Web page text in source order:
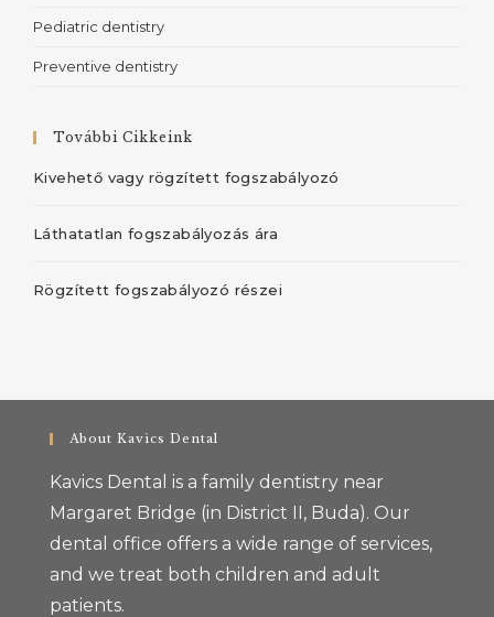
Pediatric dentistry
Preventive dentistry
További Cikkeink
Kivehető vagy rögzített fogszabályozó
Láthatatlan fogszabályozás ára
Rögzített fogszabályozó részei
About Kavics Dental
Kavics Dental is a family dentistry near
Margaret Bridge (in District II, Buda). Our
dental office offers a wide range of services,
and we treat both children and adult
patients.